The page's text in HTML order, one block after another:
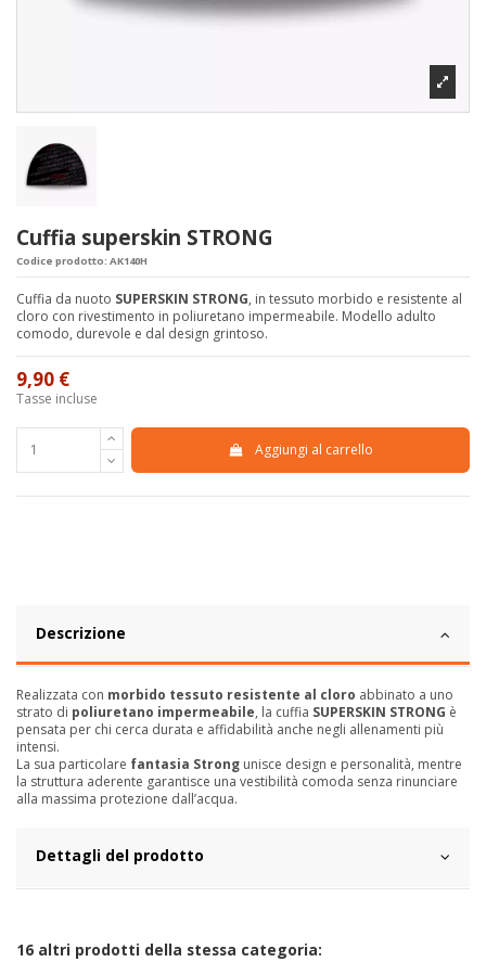
Cuffia superskin STRONG
Codice prodotto: AK140H
Cuffia da nuoto SUPERSKIN STRONG, in tessuto morbido e resistente al
cloro con rivestimento in poliuretano impermeabile. Modello adulto
comodo, durevole e dal design grintoso.
9,90 €
Tasse incluse
Aggiungi al carrello
Descrizione
Realizzata con morbido tessuto resistente al cloro abbinato a uno
strato di poliuretano impermeabile, la cuffia SUPERSKIN STRONG è
pensata per chi cerca durata e affidabilità anche negli allenamenti più
intensi.
La sua particolare fantasia Strong unisce design e personalità, mentre
la struttura aderente garantisce una vestibilità comoda senza rinunciare
alla massima protezione dall’acqua.
Dettagli del prodotto
16 altri prodotti della stessa categoria: